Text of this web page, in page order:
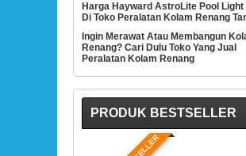
Harga Hayward AstroLite Pool Light
Di Toko Peralatan Kolam Renang
Ingin Merawat Atau Membangun
Renang? Cari Dulu Toko Yang Jual
Peralatan Kolam Renang
PRODUK BESTSELLER